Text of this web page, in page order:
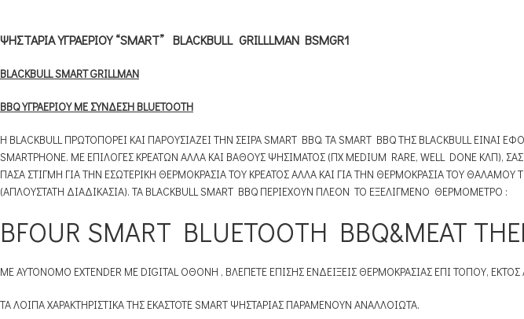
ΨΗΣΤΑΡΙΑ ΥΓΡΑΕΡΙΟΥ “SMART” BLACKBULL GRILLLMAN BSMGR1
BLACKBULL SMART GRILLMAN
BBQ ΥΓΡΑΕΡΙΟΥ ΜΕ ΣΥΝΔΕΣΗ BLUETOOTH
Η BLACKBULL ΠΡΩΤΟΠΟΡΕΙ ΚΑΙ ΠΑΡΟΥΣΙΑΖΕΙ ΤΗΝ ΣΕΙΡΑ SMART BBQ. TA SMART BBQ ΤΗΣ BLACKBULL
SMARTPHONE. ΜΕ ΕΠΙΛΟΓΕΣ ΚΡΕΑΤΩΝ ΑΛΛΑ ΚΑΙ ΒΑΘΟΥΣ ΨΗΣΙΜΑΤΟΣ (ΠΧ MEDIUM RARE, WELL DONE
ΠΑΣΑ ΣΤΙΓΜΗ ΓΙΑ ΤΗΝ ΕΣΩΤΕΡΙΚΗ ΘΕΡΜΟΚΡΑΣΙΑ ΤΟΥ ΚΡΕΑΤΟΣ ΑΛΛΑ ΚΑΙ ΓΙΑ ΤΗΝ ΘΕΡΜΟΚΡΑΣΙΑ ΤΟΥ ΘΑΛΑΜΟΥ
(ΑΠΛΟΥΣΤΑΤΗ ΔΙΑΔΙΚΑΣΙΑ). ΤΑ BLACKBULL SMART BBQ ΠΕΡΙΕΧΟΥΝ ΠΛΕΟΝ ΤΟ ΕΞΕΛΙΓΜΕΝΟ ΘΕΡΜΟΜΕΤΡΟ :
BFOUR SMART BLUETOOTH BBQ&ΜΕΑΤ
ΜΕ ΑΥΤΟΝΟΜΟ EXTENDER ΜΕ DIGITAL ΟΘΟΝΗ , ΒΛΕΠΕΤΕ ΕΠΙΣΗΣ ΕΝΔΕΙΞΕΙΣ ΘΕΡΜΟΚΡΑΣΙΑΣ ΕΠΙ ΤΟΠΟΥ,
ΤΑ ΛΟΙΠΑ ΧΑΡΑΚΤΗΡΙΣΤΙΚΑ ΤΗΣ ΕΚΑΣΤΟΤΕ SMART ΨΗΣΤΑΡΙΑΣ ΠΑΡΑΜΕΝΟΥΝ ΑΝΑΛΛΟΙΩΤΑ.